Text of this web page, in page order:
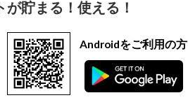
貯まる！使える！
Androidをご利用の方